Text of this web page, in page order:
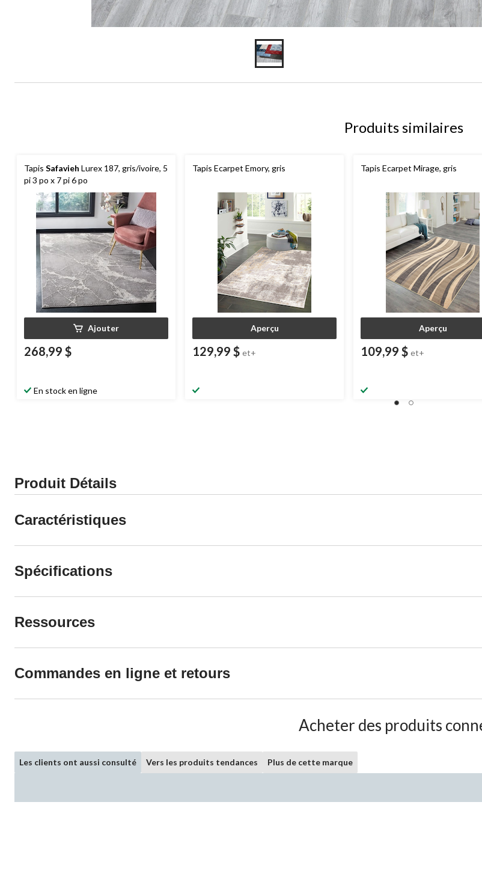
Produits similaires
Tapis Safavieh Lurex 187, gris/ivoire, 5
pi 3 po x 7 pi 6 po
Ajouter
268,99 $
En stock en ligne
Tapis Ecarpet Emory, gris
Aperçu
129,99 $ et+
Tapis Ecarpet Mirage, gris
Aperçu
109,99 $ et+
Produit Détails
Caractéristiques
Spécifications
Ressources
Commandes en ligne et retours
Acheter des produits
Les clients ont aussi consulté Vers les produits tendances Plus de cette marque